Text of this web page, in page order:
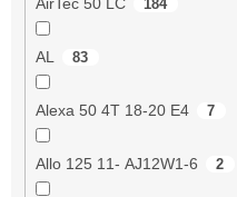
184
AL 83
Alexa 50 4T 18-20 E4 7
Allo 125 11- AJ12W1-6 2